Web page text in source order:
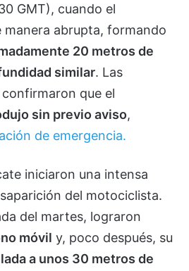
GMT), cuando el
manera abrupta, formando
20 metros de
similar. Las
que el
sin previo aviso,
de emergencia.
iniciaron una intensa
del motociclista.
del martes, lograron
móvil y, poco después, su
a unos 30 metros de